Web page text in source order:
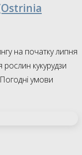
на початку липня
кукурудзи
умови